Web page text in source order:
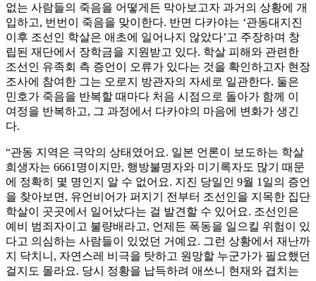
없는 사람들의 죽음을 어떻게든 막아보고자 과거의 상황에 개
입하고, 번번이 죽음을 맞이한다. 반면 다카야는 ‘관동대지진
이후 조선인 학살은 애초에 일어나지 않았다’고 주장하며 창
립된 재단에서 장학금을 지원받고 있다. 학살 피해와 관련한
조선인 유족회 측 증언이 오류가 있다는 것을 확인하고자 현장
조사에 참여한 그는 오로지 방관자의 자세로 일관한다. 둘은
민호가 죽음을 반복할 때마다 처음 시점으로 돌아가 함께 이
여정을 반복하고, 그 과정에서 다카야의 마음에 변화가 생긴
다.
“관동 지역은 극악의 상태였어요. 일본 언론이 보도하는 학살
희생자는 6661명이지만, 행방불명자와 미기록자도 많기 때문
에 정확히 몇 명인지 알 수 없어요. 지진 당일인 9월 1일의 증언
을 찾아보면, 유언비어가 퍼지기 전부터 조선인을 지목한 집단
학살이 곳곳에서 일어났다는 걸 발견할 수 있어요. 조선인은
예비 범죄자이고 불량배라고, 언제든 폭동을 일으킬 위험이 있
다고 의심하는 사람들이 있었던 거예요. 그런 상황에서 재난까
지 닥치니, 자연스레 비극을 탓하고 원망할 누군가가 필요했던
걸지도 몰라요. 당시 정황을 납득하려 애쓰니 현재와 겹치는